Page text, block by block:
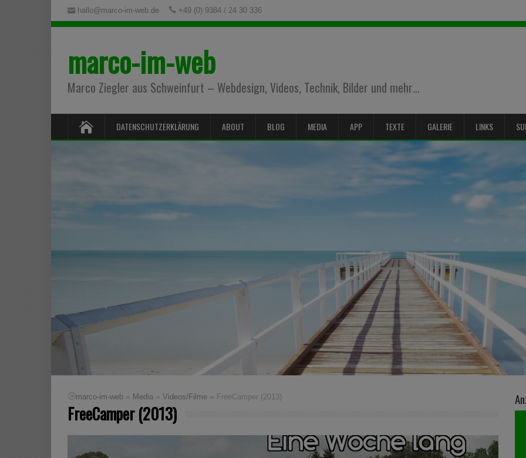
hallo@marco-im-web.de +49 (0) 9384 / 24 30 336
marco-im-web
Marco Ziegler aus Schweinfurt – Webdesign, Videos, Technik, Bilder und mehr…
DATENSCHUTZERKLÄRUNG ABOUT BLOG MEDIA APP TEXTE GALERIE LINKS
marco-im-web » Media » Videos/Filme » FreeCamper (2013)
FreeCamper (2013)